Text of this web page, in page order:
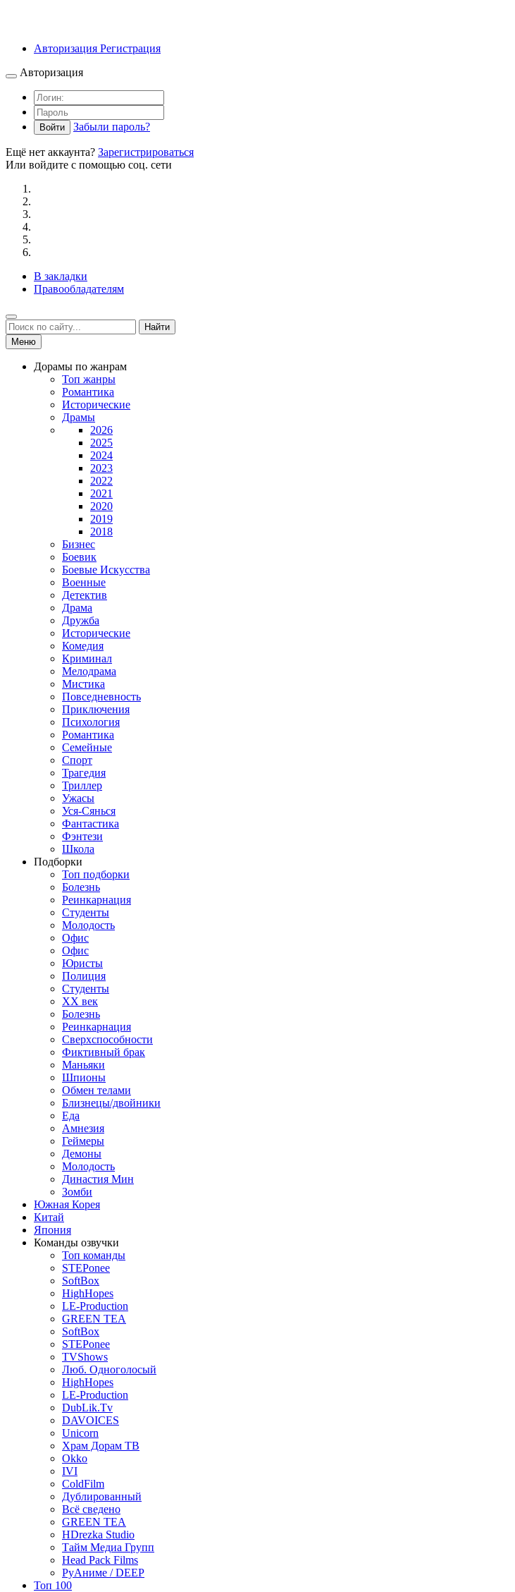
Авторизация Регистрация
Авторизация
Войти Забыли пароль?
Ещё нет аккаунта? Зарегистрироваться
Или войдите с помощью соц. сети
В закладки
Правообладателям
Найти
Меню
Дорамы по жанрам
Топ жанры
Романтика
Исторические
Драмы
2026
2025
2024
2023
2022
2021
2020
2019
2018
Бизнес
Боевик
Боевые Искусства
Военные
Детектив
Драма
Дружба
Исторические
Комедия
Криминал
Мелодрама
Мистика
Повседневность
Приключения
Психология
Романтика
Семейные
Спорт
Трагедия
Триллер
Ужасы
Уся-Сянься
Фантастика
Фэнтези
Школа
Подборки
Топ подборки
Болезнь
Реинкарнация
Студенты
Молодость
Офис
Офис
Юристы
Полиция
Студенты
ХХ век
Болезнь
Реинкарнация
Сверхспособности
Фиктивный брак
Маньяки
Шпионы
Обмен телами
Близнецы/двойники
Еда
Амнезия
Геймеры
Демоны
Молодость
Династия Мин
Зомби
Южная Корея
Китай
Япония
Команды озвучки
Топ команды
STEPonee
SoftBox
HighHopes
LE-Production
GREEN TEA
SoftBox
STEPonee
TVShows
Люб. Одноголосый
HighHopes
LE-Production
DubLik.Tv
DAVOICES
Unicorn
Храм Дорам ТВ
Okko
IVI
ColdFilm
Дублированный
Всё сведено
GREEN TEA
HDrezka Studio
Тайм Медиа Групп
Head Pack Films
РуАниме / DEEP
Топ 100